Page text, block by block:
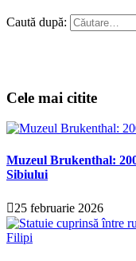
Caută după:
Cele mai citite
Muzeul Brukenthal:
Sibiului
25 februarie 2026